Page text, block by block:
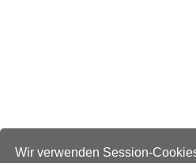
Wir verwenden Session-